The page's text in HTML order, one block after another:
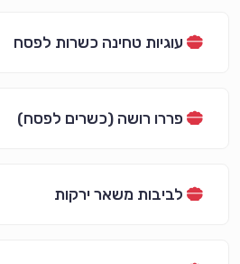
עוגיות טחינה כשרות לפסח
פררו רושה (כשרים לפסח)
לביבות משאר ירקות